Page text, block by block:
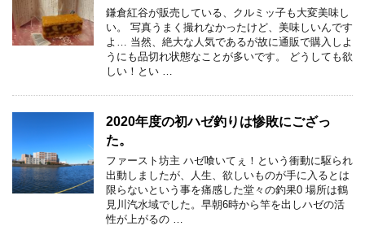
鎌倉紅谷が販売している、クルミッ子も大変美味し
い。 写真うまく撮れなかったけど、美味しいんです
よ… 当然、絶大な人気であるが故に通販で購入しよ
うにも品切れ状態なことが多いです。 どうしても欲
しい！とい …
2020年度の初ハゼ釣りは惨敗にござっ
た。
ファースト坊主 ハゼ喰いてぇ！という衝動に駆られ
出動しましたが、人生、欲しいものが手に入るとは
限らないという事を痛感した堂々の釣果0 場所は鶴
見川汽水域でした。早朝6時から竿を出しハゼの活
性が上がるの …